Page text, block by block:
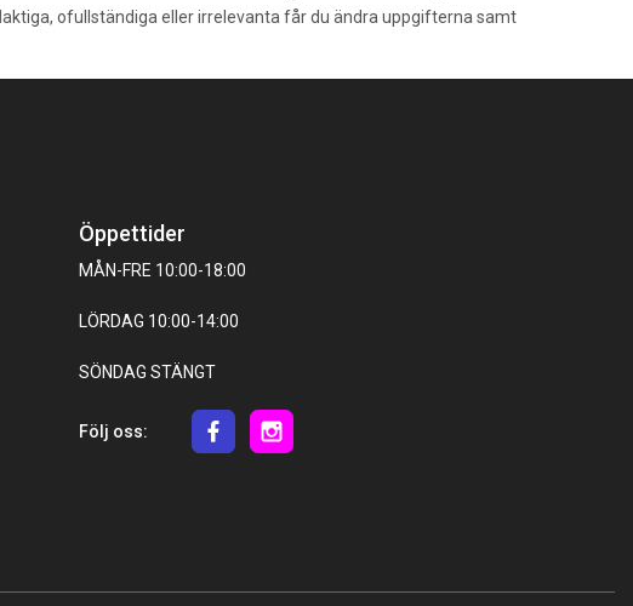
ofullständiga eller irrelevanta får du ändra uppgifterna samt
Öppettider
MÅN-FRE 10:00-18:00
LÖRDAG 10:00-14:00
SÖNDAG STÄNGT
Följ oss: